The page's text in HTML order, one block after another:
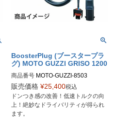
BoosterPlug (ブースタープラ
グ) MOTO GUZZI GRISO 1200
商品番号 MOTO-GUZZI-8503
BSP-TYPE-G
販売価格 ¥25,400税込
ドンつき感の改善！低速トルクの向
上！絶妙なドライバリティが得られ
ます。